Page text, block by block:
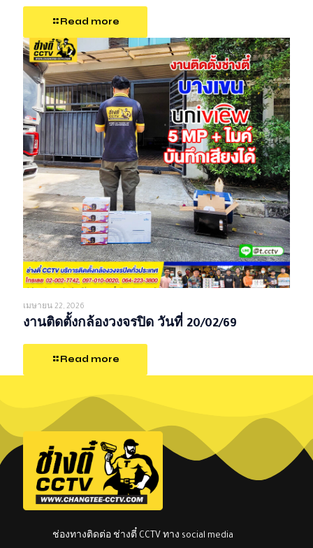
Read more
เมษายน 22, 2026
งานติดตั้งกล้องวงจรปิด วันที่ 20/02/69
Read more
ช่องทางติดต่อ ช่างตี๋ CCTV ทาง social media